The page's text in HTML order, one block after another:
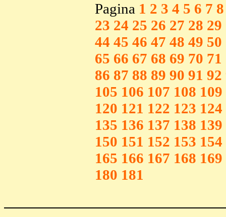
Pagina 1 2 3 4 5 6 7 8
23 24 25 26 27 28 29
44 45 46 47 48 49 50
65 66 67 68 69 70 71
86 87 88 89 90 91 92
105 106 107 108 109
120 121 122 123 124
135 136 137 138 139
150 151 152 153 154
165 166 167 168 169
180 181